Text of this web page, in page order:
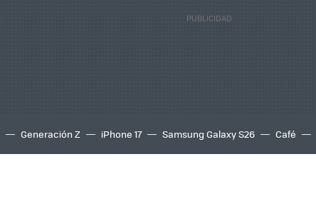
Generación Z iPhone 17 Samsung Galaxy S26 Café